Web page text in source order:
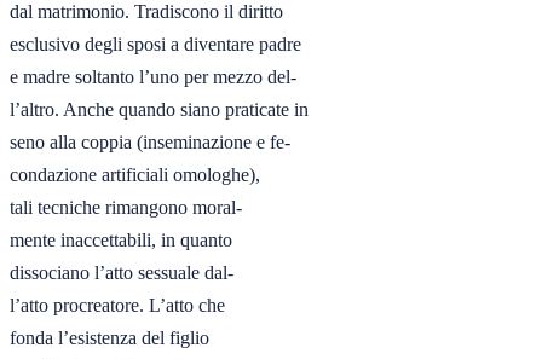
dal matrimonio. Tradiscono il diritto
esclusivo degli sposi a diventare padre
e madre soltanto l’uno per mezzo del-
l’altro. Anche quando siano praticate in
seno alla coppia (inseminazione e fe-
condazione artificiali omologhe),
tali tecniche rimangono moral-
mente inaccettabili, in quanto
dissociano l’atto sessuale dal-
l’atto procreatore. L’atto che
fonda l’esistenza del figlio